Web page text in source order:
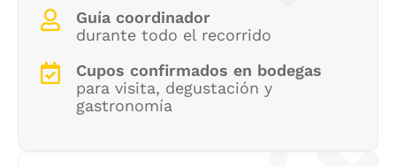
Guía coordinador
durante todo el recorrido
Cupos confirmados en bodegas
para visita, degustación y
gastronomía